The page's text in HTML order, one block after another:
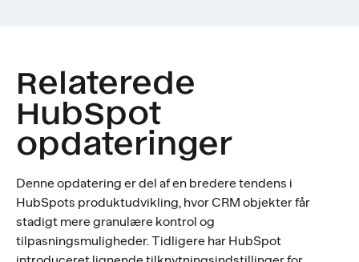
Relaterede
HubSpot
opdateringer
Denne opdatering er del af en bredere tendens i
HubSpots produktudvikling, hvor CRM objekter får
stadigt mere granulære kontrol og
tilpasningsmuligheder. Tidligere har HubSpot